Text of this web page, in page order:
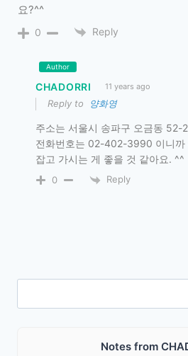
요?^^
0 Reply
Author
CHADORRI 11 years ago
Reply to 양화영
주소는 서울시 송파구 오금동 52-
전화번호는 02-402-3990 이니까
잡고 가시는 게 좋을 것 같아요. ^^
0 Reply
Notes from